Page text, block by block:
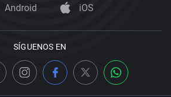
Android iOS
SÍGUENOS EN